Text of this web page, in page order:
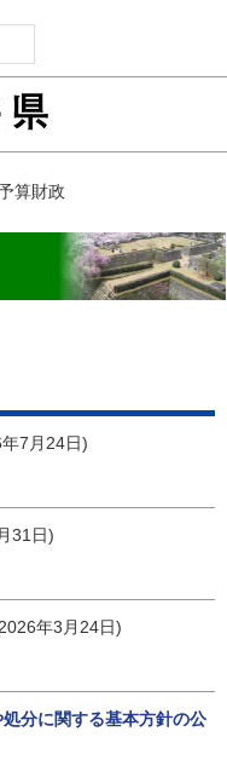
算財政
7月24日)
31日)
年3月24日)
分に関する基本方針の公